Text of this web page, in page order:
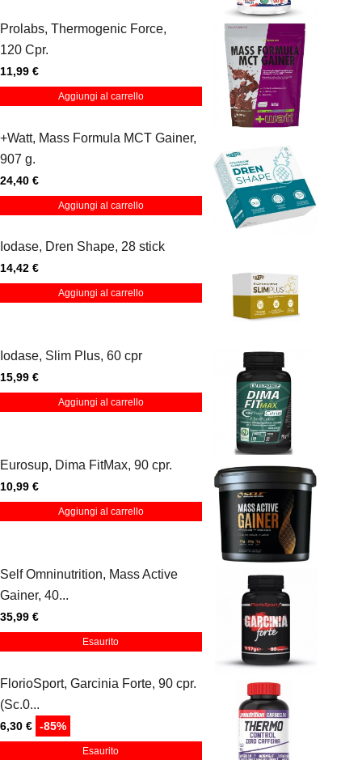
Prolabs, Thermogenic Force,
120 Cpr.
11,99 €
Aggiungi al carrello
+Watt, Mass Formula MCT Gainer,
907 g.
24,40 €
Aggiungi al carrello
Iodase, Dren Shape, 28 stick
14,42 €
Aggiungi al carrello
Iodase, Slim Plus, 60 cpr
15,99 €
Aggiungi al carrello
Eurosup, Dima FitMax, 90 cpr.
10,99 €
Aggiungi al carrello
Self Omninutrition, Mass Active
Gainer, 40...
35,99 €
Esaurito
FlorioSport, Garcinia Forte, 90 cpr.
(Sc.0...
6,30 € -85%
Esaurito